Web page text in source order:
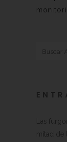
Las
mitad de